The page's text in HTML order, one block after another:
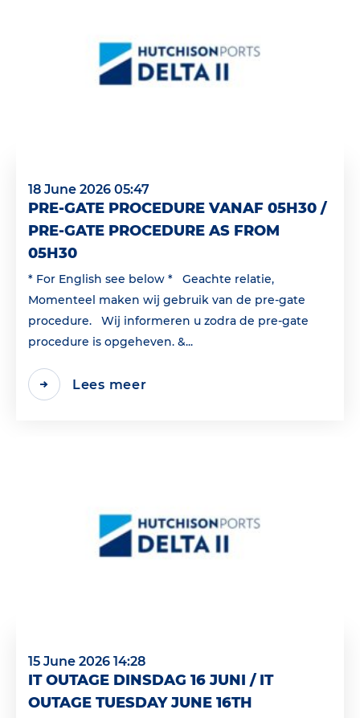
18 June 2026 05:47
PRE-GATE PROCEDURE VANAF 05H30 /
PRE-GATE PROCEDURE AS FROM
05H30
* For English see below * Geachte relatie,
Momenteel maken wij gebruik van de pre-gate
procedure. Wij informeren u zodra de pre-gate
procedure is opgeheven. &...
Lees meer
15 June 2026 14:28
IT OUTAGE DINSDAG 16 JUNI / IT
OUTAGE TUESDAY JUNE 16TH